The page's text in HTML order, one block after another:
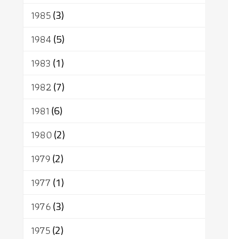
1985(3)
1984(5)
1983 (1)
1982(7)
1981 (6)
1980(2)
1979(2)
1977(1)
1976(3)
1975(2)